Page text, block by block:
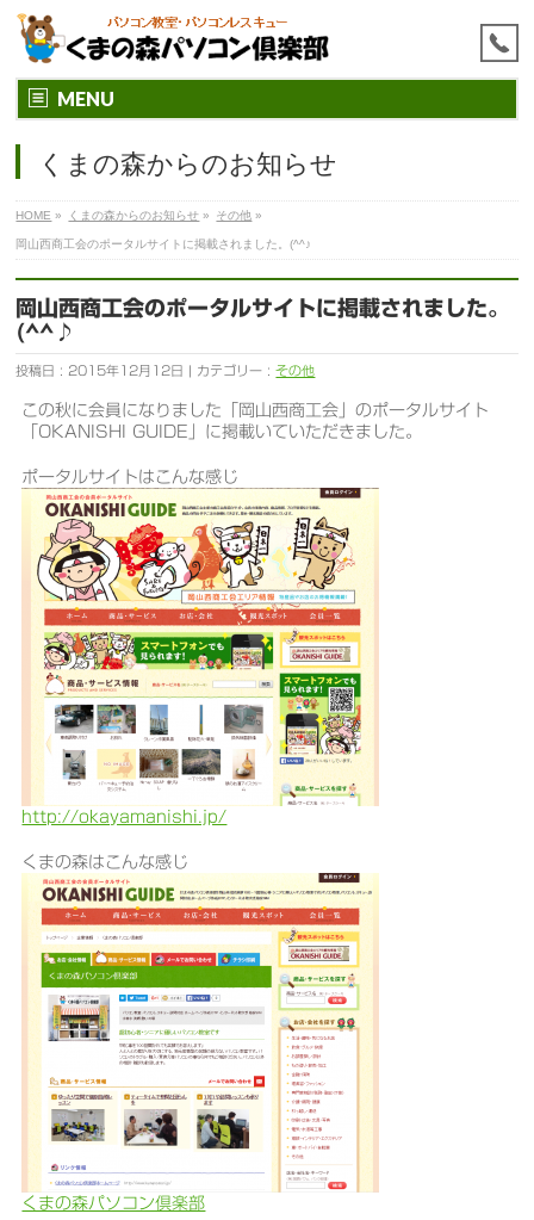
MENU
くまの森からのお知らせ
HOME » くまの森からのお知らせ » その他 »
岡山西商工会のポータルサイトに掲載されました。(^^♪
岡山西商工会のポータルサイトに掲載されました。
(^^♪
投稿日 : 2015年12月12日 | カテゴリー :その他
この秋に会員になりました「岡山西商工会」のポータルサイト
「OKANISHI GUIDE」に掲載いていただきました。
ポータルサイトはこんな感じ
http://okayamanishi.jp/
くまの森はこんな感じ
くまの森パソコン倶楽部